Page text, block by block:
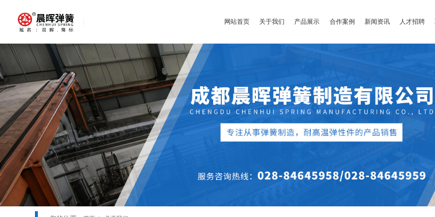
网站首页 关于我们 产品展示 合作案例 新闻资讯 人才招聘